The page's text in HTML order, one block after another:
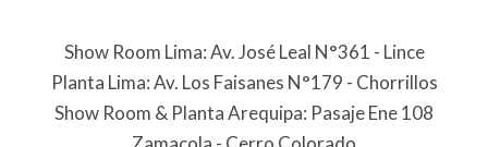
Show Room Lima: Av. José Leal N°361 - Lince
Planta Lima: Av. Los Faisanes N°179 - Chorrillos
Show Room & Planta Arequipa: Pasaje Ene 108